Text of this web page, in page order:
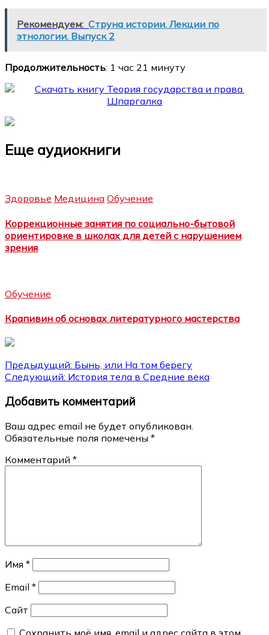
Рекомендуем: Струна истории. Лекции по
этнологии. Выпуск 2
Продолжительность: 1 час 21 минуту
Еще аудиокниги
Здоровье Медицина Обучение
Коррекционные занятия по социально-бытовой
ориентировке в школах для детей с нарушением
зрения
Обучение
Крапивин об основах литературного мастерства
Навигация
по
записям
Предыдущий: Бынь, или На том берегу
Следующий: История тела в Средние века
Добавить комментарий
Ваш адрес email не будет опубликован.
Обязательные поля помечены *
Комментарий *
Имя *
Email *
Сайт
Сохранить моё имя, email и адрес сайта в этом